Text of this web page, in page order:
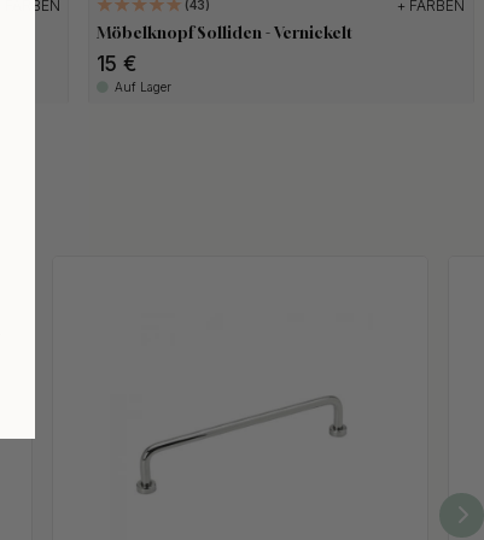
+ FARBEN 43 + FARBEN
Möbelknopf Solliden - Vernickelt
15 €
Auf Lager